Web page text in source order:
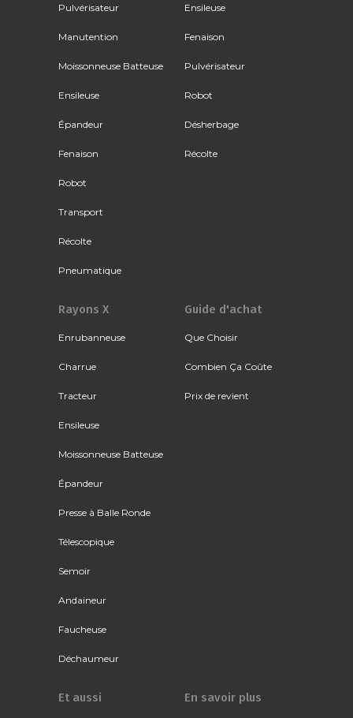
Pulvérisateur
Manutention
Moissonneuse Batteuse
Ensileuse
Épandeur
Fenaison
Robot
Transport
Récolte
Pneumatique
Ensileuse
Fenaison
Pulvérisateur
Robot
Désherbage
Récolte
Rayons X
Enrubanneuse
Charrue
Tracteur
Ensileuse
Moissonneuse Batteuse
Épandeur
Presse à Balle Ronde
Télescopique
Semoir
Andaineur
Faucheuse
Déchaumeur
Guide d'achat
Que Choisir
Combien Ça Coûte
Prix de revient
Et aussi En savoir plus